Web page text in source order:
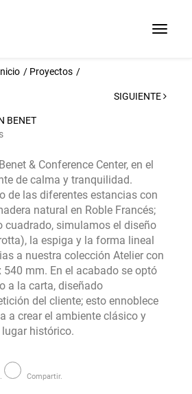
Toggle
Proyectos
SIGUIENTE
BENET
& Conference Center, en el
de calma y tranquilidad.
de las diferentes estancias con
natural en Roble Francés;
cuadrado, simulamos el diseño
), la espiga y la forma lineal
a nuestra colección Atelier con
540 mm. En el acabado se optó
a la carta, diseñado
del cliente; esto ennoblece
a crear el ambiente clásico y
histórico.
Compartir.